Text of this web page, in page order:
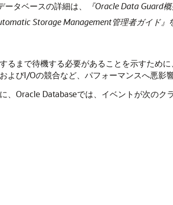
タベースの詳細は、
『Oracle Data Guard
Storage Management管理者ガイド』
るまで待機する必要があることを示すため
びI/Oの競合など、パフォーマンスへ悪影
、Oracle Databaseでは、イベントが次のク